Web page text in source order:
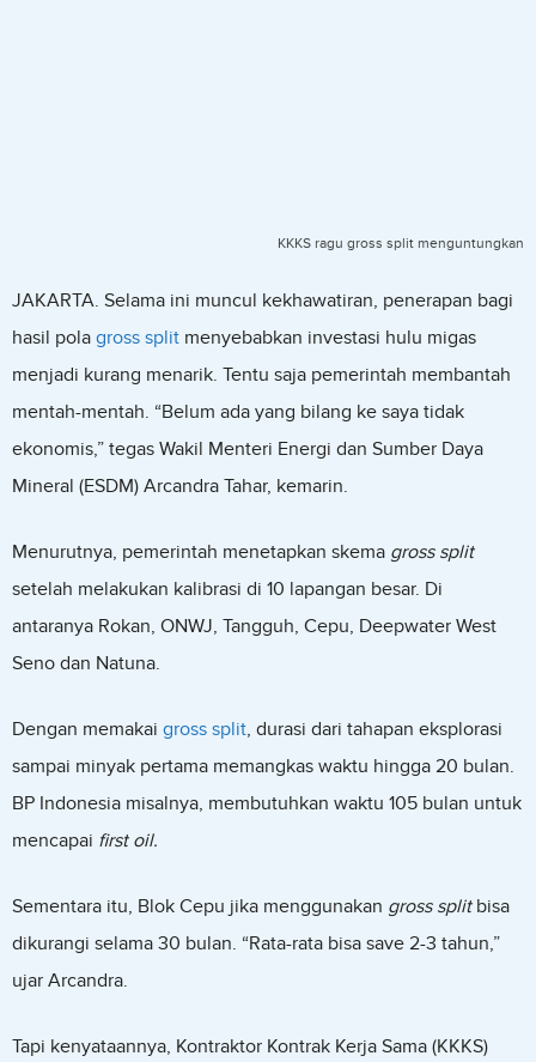
KKKS ragu gross split menguntungkan
JAKARTA. Selama ini muncul kekhawatiran, penerapan bagi
hasil pola gross split menyebabkan investasi hulu migas
menjadi kurang menarik. Tentu saja pemerintah membantah
mentah-mentah. “Belum ada yang bilang ke saya tidak
ekonomis,” tegas Wakil Menteri Energi dan Sumber Daya
Mineral (ESDM) Arcandra Tahar, kemarin.
Menurutnya, pemerintah menetapkan skema gross split
setelah melakukan kalibrasi di 10 lapangan besar. Di
antaranya Rokan, ONWJ, Tangguh, Cepu, Deepwater West
Seno dan Natuna.
Dengan memakai gross split, durasi dari tahapan eksplorasi
sampai minyak pertama memangkas waktu hingga 20 bulan.
BP Indonesia misalnya, membutuhkan waktu 105 bulan untuk
mencapai first oil.
Sementara itu, Blok Cepu jika menggunakan gross split bisa
dikurangi selama 30 bulan. “Rata-rata bisa save 2-3 tahun,”
ujar Arcandra.
Tapi kenyataannya, Kontraktor Kontrak Kerja Sama (KKKS)